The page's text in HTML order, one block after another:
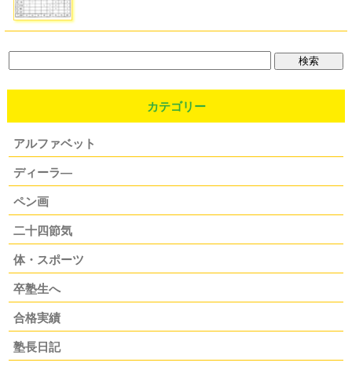
カテゴリー
アルファベット
ディーラ―
ペン画
二十四節気
体・スポーツ
卒塾生へ
合格実績
塾長日記